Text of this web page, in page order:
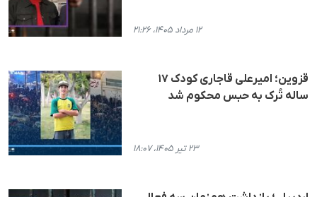
۱۲ مرداد ۱۴۰۵، ۲۱:۲۶
قزوین؛ امیرعلی قاجاری کودک ۱۷
ساله تُرک به حبس محکوم شد
۲۳ تیر ۱۴۰۵، ۱۸:۰۷